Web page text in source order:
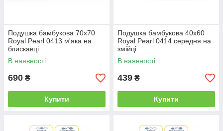
Подушка бамбукова 70х70
Royal Pearl 0413 м'яка на
блискавці
В наявності
690 ₴
Купити
Подушка бамбукова 40х60
Royal Pearl 0414 середня на
змійці
В наявності
439 ₴
Купити